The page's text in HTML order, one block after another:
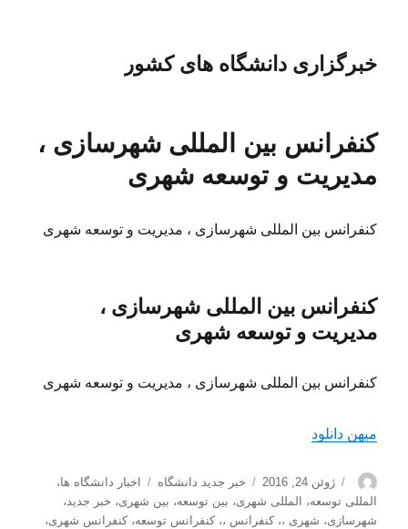
خبرگزاری دانشگاه های کشور
کنفرانس بین المللی شهرسازی ،
مدیریت و توسعه شهری
کنفرانس بین المللی شهرسازی ، مدیریت و توسعه شهری
کنفرانس بین المللی شهرسازی ،
مدیریت و توسعه شهری
کنفرانس بین المللی شهرسازی ، مدیریت و توسعه شهری
میهن دانلود
نویسنده
ارسال
شده
در
ژوئن 24, 2016 دسته‌ها
خبر جدید دانشگاه برچسب‌ها
اخبار دانشگاه ها،
المللی توسعه، المللی شهری، بین توسعه، بین شهری، خبر جدید،
شهرسازی، شهری ،،کنفرانس ،،کنفرانس توسعه،کنفرانس شهری،